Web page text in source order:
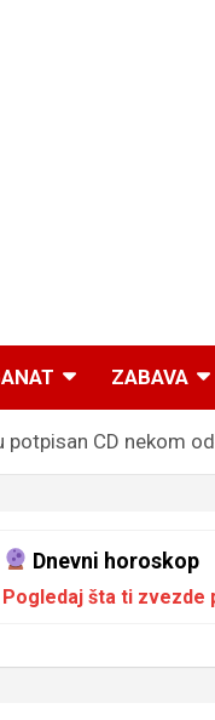
ZABAVA
potpisan CD nekom
Dnevni horoskop
Pogledaj šta ti zvezde